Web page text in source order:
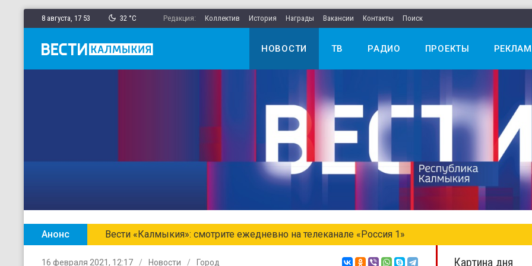
8 августа, 17 53 32 °C Редакция: Коллектив История Награды Вакансии Контакты Поиск
НОВОСТИ ТВ РАДИО ПРОЕКТЫ
Анонс Главные новости Калмыкии в еженедельном выпуске «Местное время. Воскресенье»
16 февраля 2021, 12:17 Новости Город Картина дня